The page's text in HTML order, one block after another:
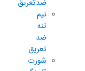
ضدتعریق
نیم
تنه
ضد
تعریق
شورت